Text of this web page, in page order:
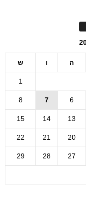
ה ו ש
1
6
7
8
13
14
15
20
21
22
27
28
29